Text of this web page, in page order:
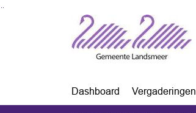
Ga naar de inhoud van deze pagina
Ga naar het zoeken
Dashboard Vergaderingen